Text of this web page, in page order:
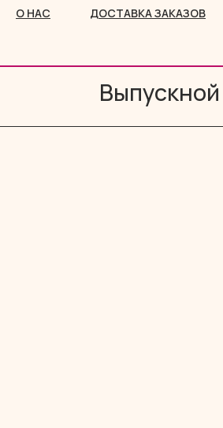
О НАС ДОСТАВКА ЗАКАЗОВ
Выпускной